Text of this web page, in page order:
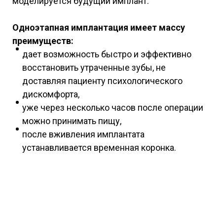
Одноэтапная имплантация имеет массу
преимуществ:
дает возможность быстро и эффективно
восстановить утраченные зубы, не
доставляя пациенту психологического
дискомфорта,
уже через несколько часов после операции
можно принимать пищу,
после вживления имплантата
устанавливается временная коронка.